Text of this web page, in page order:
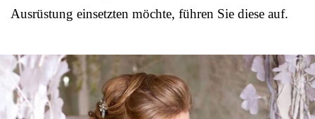
Ausrüstung einsetzten möchte, führen Sie diese auf.